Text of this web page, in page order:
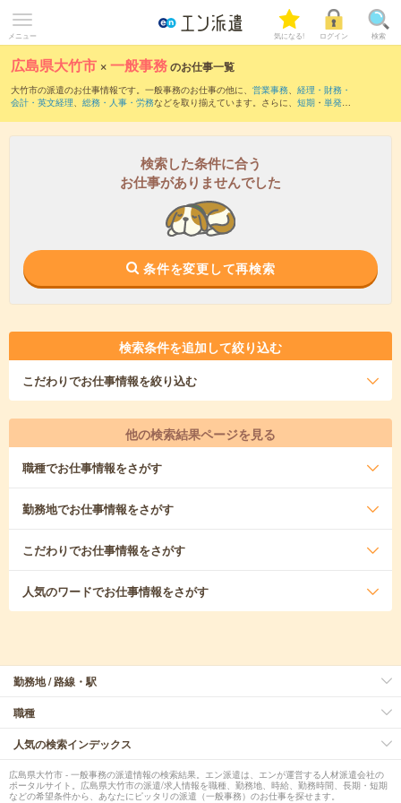
メニュー 気になる! ログイン 検索
広島県大竹市 ×一般事務のお仕事一覧
大竹市の派遣のお仕事情報です。一般事務のお仕事の他に、 営業事務、 経理・財務・
会計・英文経理、 総務・人事・労務などを取り揃えています。さらに、 短期 ・ 単発な
検索した条件に合う
お仕事がありませんでした
条件を変更して再検索
検索条件を追加して絞り込む
こだわりでお仕事情報を絞り込む
他の検索結果ページを見る
職種でお仕事情報をさがす
勤務地でお仕事情報をさがす
こだわりでお仕事情報をさがす
人気のワードでお仕事情報をさがす
勤務地 / 路線・駅
職種
人気の検索インデックス
広島県大竹市 - 一般事務の派遣情報の検索結果。エン派遣は、エンが運営する人材派遣会社の
ポータルサイト。広島県大竹市の派遣/求人情報を職種、勤務地、時給、勤務時間、長期・短期
などの希望条件から、あなたにピッタリの派遣（一般事務）のお仕事を探せます。